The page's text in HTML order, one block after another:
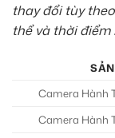
thay đổi tùy
thể và thời điểm
Camera Hành
Camera Hành